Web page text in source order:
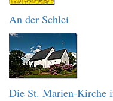
An der Schlei
Die St. Marien-Kirche